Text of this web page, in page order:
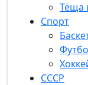
Тёща
Спорт
СССР